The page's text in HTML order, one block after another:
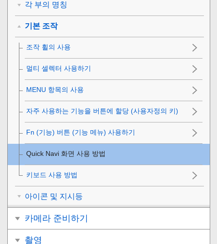
각 부의 명칭
기본 조작
조작 휠의 사용
멀티 셀렉터 사용하기
MENU 항목의 사용
자주 사용하는 기능을 버튼에 할당 (사용자정의 키)
Fn (기능) 버튼 (기능 메뉴) 사용하기
Quick Navi 화면 사용 방법
키보드 사용 방법
아이콘 및 지시등
카메라 준비하기
촬영